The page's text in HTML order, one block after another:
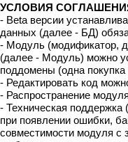
УСЛОВИЯ
- Beta версии
данных (далее - БД)
- Модуль (модификатор,
(далее - Модуль) можно
поддомены (одна
- Редактировать код
- Распространение
- Техническая
при появлении ошибки,
совместимости модуля с